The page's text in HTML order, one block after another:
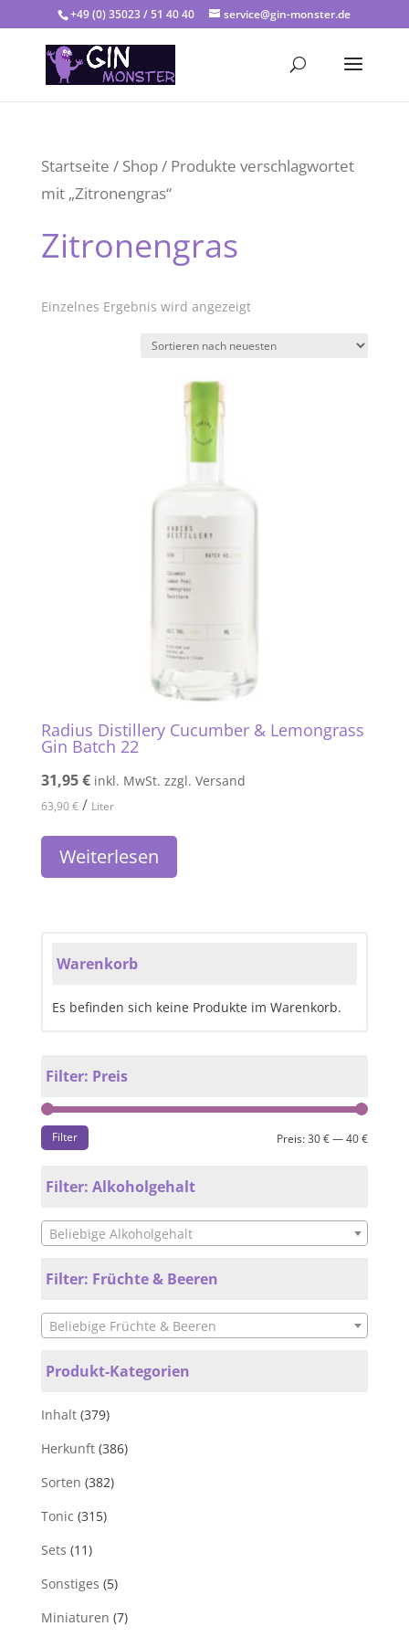
+49 (0) 35023 / 51 40 40 service@gin-monster.de
Startseite / Shop/ Produkte verschlagwortet
mit „Zitronengras“
Zitronengras
Einzelnes Ergebnis wird angezeigt
Radius Distillery Cucumber & Lemongrass
Gin Batch 22
31,95€ inkl. MwSt. zzgl. Versand
63,90€/ Liter
Weiterlesen
Warenkorb
Es befinden sich keine Produkte im Warenkorb.
Filter: Preis
Filter Preis:30 €—40 €
Filter: Alkoholgehalt
Beliebige Alkoholgehalt
Filter: Früchte & Beeren
Beliebige Früchte & Beeren
Produkt-Kategorien
Inhalt (379)
Herkunft (386)
Sorten (382)
Tonic (315)
Sets (11)
Sonstiges (5)
Miniaturen (7)